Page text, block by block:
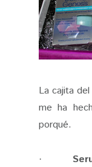
La cajita
me ha
porqué.
·